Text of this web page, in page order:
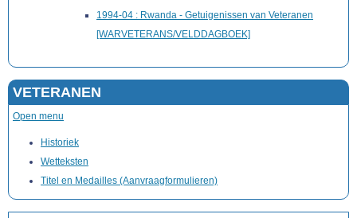
1994-04 : Rwanda - Getuigenissen van Veteranen
[WARVETERANS/VELDDAGBOEK]
VETERANEN
Open menu
Historiek
Wetteksten
Titel en Medailles (Aanvraagformulieren)